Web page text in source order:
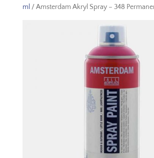
ml / Amsterdam Akryl Spray – 348